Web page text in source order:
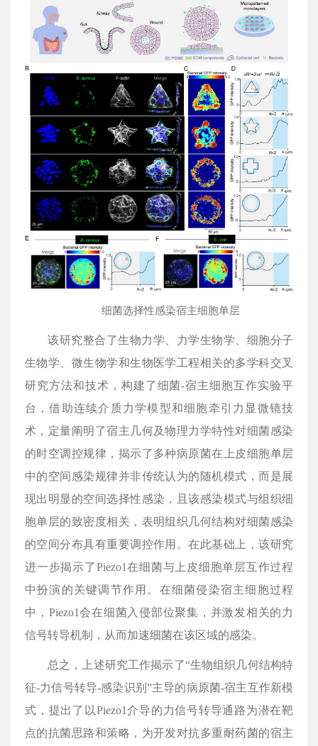
细菌选择性感染宿主细胞单层
该研究整合了生物力学、力学生物学、细胞分子
生物学、微生物学和生物医学工程相关的多学科交叉
研究方法和技术，构建了细菌-宿主细胞互作实验平
台，借助连续介质力学模型和细胞牵引力显微镜技
术，定量阐明了宿主几何及物理力学特性对细菌感染
的时空调控规律，揭示了多种病原菌在上皮细胞单层
中的空间感染规律并非传统认为的随机模式，而是展
现出明显的空间选择性感染，且该感染模式与组织细
胞单层的致密度相关，表明组织几何结构对细菌感染
的空间分布具有重要调控作用。在此基础上，该研究
进一步揭示了Piezo1在细菌与上皮细胞单层互作过程
中扮演的关键调节作用。在细菌侵染宿主细胞过程
中，Piezo1会在细菌入侵部位聚集，并激发相关的力
信号转导机制，从而加速细菌在该区域的感染。
总之，上述研究工作揭示了“生物组织几何结构特
征-力信号转导-感染识别”主导的病原菌-宿主互作新模
式，提出了以Piezo1介导的力信号转导通路为潜在靶
点的抗菌思路和策略，为开发对抗多重耐药菌的宿主